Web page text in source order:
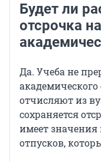
Будет ли
отсрочка
Да. Учеба не
академического
отчисляют из
сохраняется
имеет значения
отпусков,